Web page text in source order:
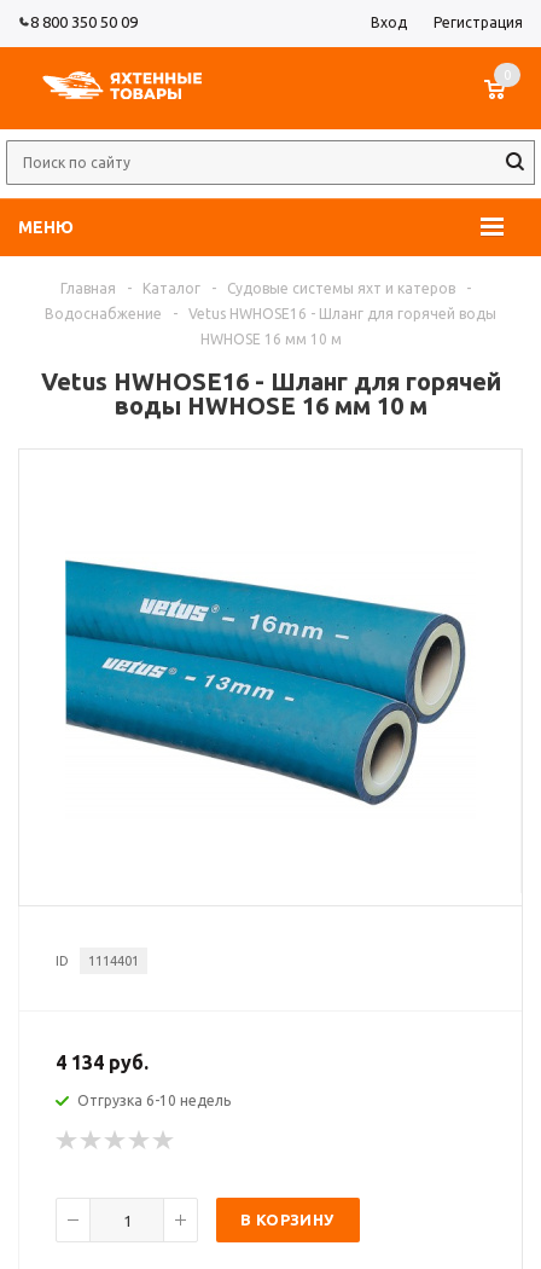
8 800 350 50 09 Вход Регистрация
МЕНЮ
0
Главная - Каталог - Судовые системы яхт и катеров
-
Водоснабжение
-
Vetus HWHOSE16 - Шланг для горячей воды
HWHOSE 16 мм 10 м
Vetus HWHOSE16 - Шланг для горячей
воды HWHOSE 16 мм 10 м
ID 1114401
4 134 руб.
Отгрузка 6-10 недель
В КОРЗИНУ